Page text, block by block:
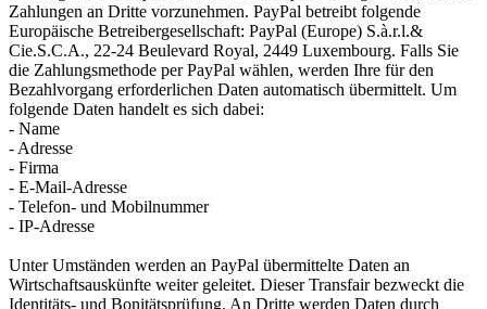
Zahlungen an Dritte vorzunehmen. PayPal betreibt folgende
Europäische Betreibergesellschaft: PayPal (Europe) S.à.r.l.&
Cie.S.C.A., 22-24 Beulevard Royal, 2449 Luxembourg. Falls Sie
die Zahlungsmethode per PayPal wählen, werden Ihre für den
Bezahlvorgang erforderlichen Daten automatisch übermittelt. Um
folgende Daten handelt es sich dabei:
- Name
- Adresse
- Firma
- E-Mail-Adresse
- Telefon- und Mobilnummer
- IP-Adresse
Unter Umständen werden an PayPal übermittelte Daten an
Wirtschaftsauskünfte weiter geleitet. Dieser Transfair bezweckt die
Identitäts- und Bonitätsprüfung. An Dritte werden Daten durch